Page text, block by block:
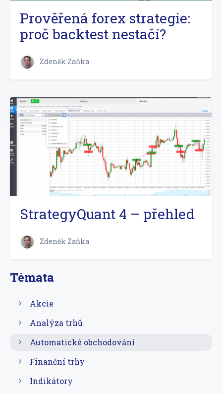
Prověřená forex strategie:
proč backtest nestačí?
Zdeněk Zaňka
StrategyQuant 4 – přehled
Zdeněk Zaňka
Témata
Akcie
Analýza trhů
Automatické obchodování
Finanční trhy
Indikátory